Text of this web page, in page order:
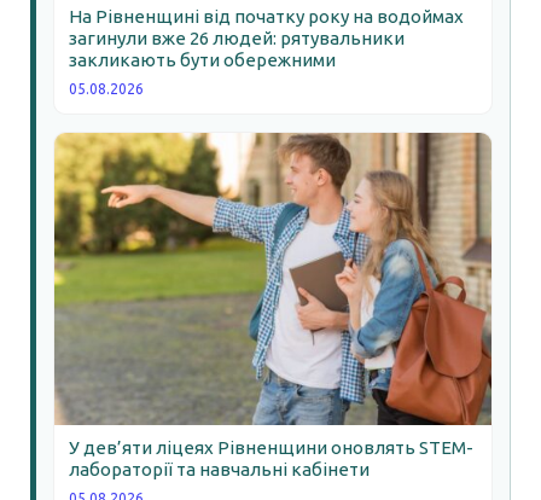
На Рівненщині від початку року на водоймах
загинули вже 26 людей: рятувальники
закликають бути обережними
05.08.2026
У дев’яти ліцеях Рівненщини оновлять STEM-
лабораторії та навчальні кабінети